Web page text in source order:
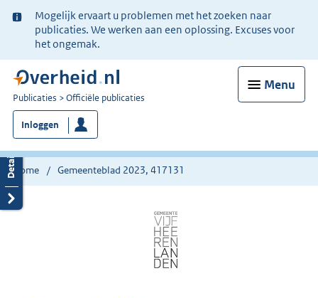
Ter
informatie:
Mogelijk ervaart u problemen met het zoeken naar
publicaties. We werken aan een oplossing. Excuses voor
het ongemak.
Menu
U
bent
nu
hier:
Publicaties Officiële publicaties
Inloggen
Home Gemeenteblad 2023, 417131